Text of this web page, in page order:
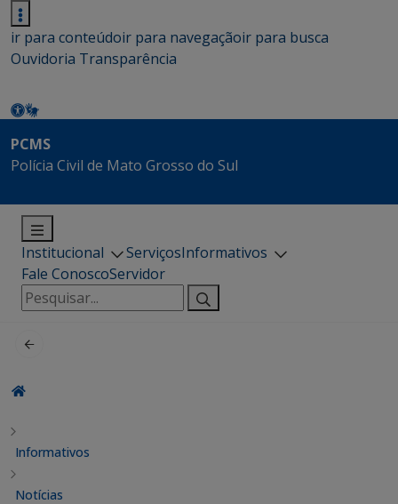
ir para conteúdoir para navegaçãoir para busca
Ouvidoria Transparência
PCMS
Polícia Civil de Mato Grosso do Sul
Institucional ServiçosInformativos
Fale ConoscoServidor
Pesquisar
por:
Informativos
Notícias